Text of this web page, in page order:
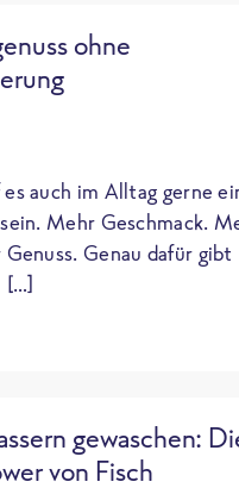
ohne
auch im Alltag gerne
Mehr Geschmack.
Genau dafür gibt
[…]
gewaschen:
von Fisch